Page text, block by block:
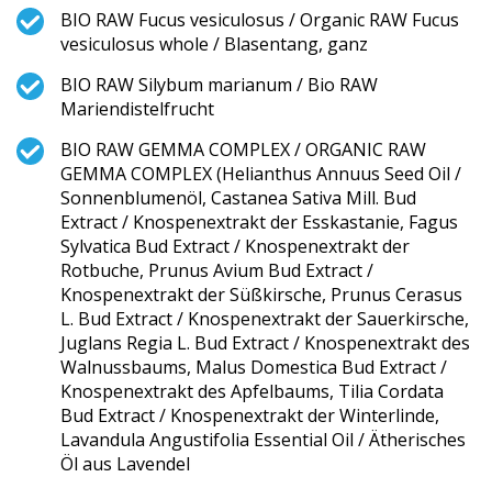
BIO RAW Fucus vesiculosus / Organic RAW Fucus
vesiculosus whole / Blasentang, ganz
BIO RAW Silybum marianum / Bio RAW
Mariendistelfrucht
BIO RAW GEMMA COMPLEX / ORGANIC RAW
GEMMA COMPLEX (Helianthus Annuus Seed Oil /
Sonnenblumenöl, Castanea Sativa Mill. Bud
Extract / Knospenextrakt der Esskastanie, Fagus
Sylvatica Bud Extract / Knospenextrakt der
Rotbuche, Prunus Avium Bud Extract /
Knospenextrakt der Süßkirsche, Prunus Cerasus
L. Bud Extract / Knospenextrakt der Sauerkirsche,
Juglans Regia L. Bud Extract / Knospenextrakt des
Walnussbaums, Malus Domestica Bud Extract /
Knospenextrakt des Apfelbaums, Tilia Cordata
Bud Extract / Knospenextrakt der Winterlinde,
Lavandula Angustifolia Essential Oil / Ätherisches
Öl aus Lavendel